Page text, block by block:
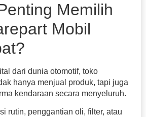
Memilih
Mobil
dari dunia otomotif, toko
hanya menjual produk, tapi juga
kendaraan secara menyeluruh.
rutin, penggantian oli, filter, atau